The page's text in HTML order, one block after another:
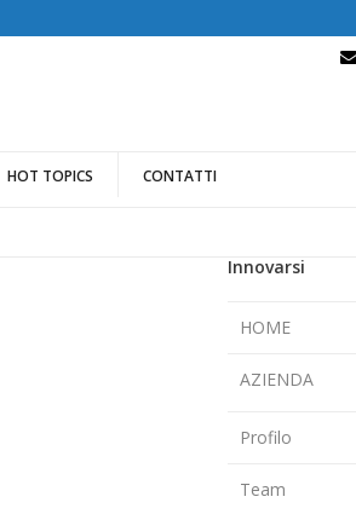
HOT TOPICS CONTATTI
Innovarsi
HOME
AZIENDA
Profilo
Team